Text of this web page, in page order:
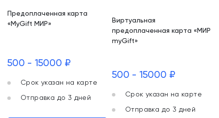
Предоплаченная карта
«MyGift МИР»
500 - 15000 ₽
Срок указан на карте
Отправка до 3 дней
Виртуальная
предоплаченная карта «МИР
myGift»
500 - 15000 ₽
Срок указан на карте
Отправка до 3 дней